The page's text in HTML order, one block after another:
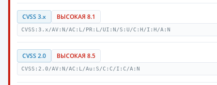
CVSS 3.x ВЫСОКАЯ 8.1
CVSS:3.x/AV:N/AC:L/PR:L/UI:N/S:U/C:H/I:H/A:N
CVSS 2.0 ВЫСОКАЯ 8.5
CVSS:2.0/AV:N/AC:L/Au:S/C:C/I:C/A:N